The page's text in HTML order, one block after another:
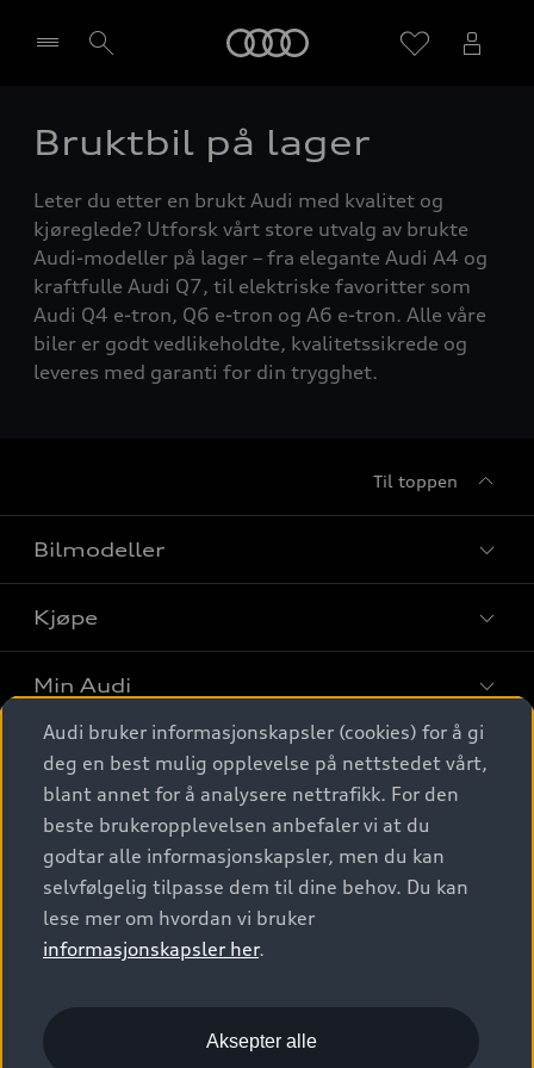
Velg forhandler
Bruktbil på lager
Leter du etter en brukt Audi med kvalitet og
kjøreglede? Utforsk vårt store utvalg av brukte
Audi-modeller på lager – fra elegante Audi A4 og
kraftfulle Audi Q7, til elektriske favoritter som
Audi Q4 e-tron, Q6 e-tron og A6 e-tron. Alle våre
biler er godt vedlikeholdte, kvalitetssikrede og
leveres med garanti for din trygghet.
Til toppen
Bilmodeller
Finn din Audi
Sammenlign bilmodeller
Elbiler
SUV
Stasjonsvogn
Sportback
S/RS
Konseptbiler og prototyper
Kjøpe
Kjøpshjelp
Biler på lager
Finn forhandler
Bestill prøvekjøring
Kontakt forhandler
Bilgarantier
Min Audi
Behold nybilfølelsen
Audi Originalt tilbehør
Verkstedtjenester
Digitale tjenester
Audi digitale tjenester
Audi connect
Functions on demand
Kom i gang med myAudi
Audi Norge
Kundeservice
Audi Driving Experience
© 2026 AUDI NORGE. All Rights Reserved.
Imprint
Audi bruker informasjonskapsler (cookies) for å gi
deg en best mulig opplevelse på nettstedet vårt,
blant annet for å analysere nettrafikk. For den
beste brukeropplevelsen anbefaler vi at du
godtar alle informasjonskapsler, men du kan
selvfølgelig tilpasse dem til dine behov. Du kan
lese mer om hvordan vi bruker
informasjonskapsler her.
Aksepter alle